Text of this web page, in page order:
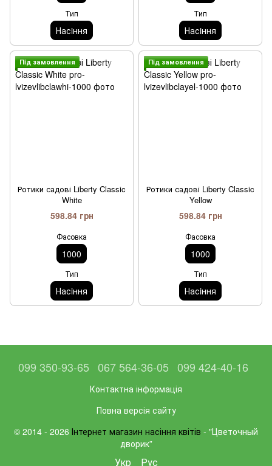
Тип
Насiння
Тип
Насiння
Пiд замовлення
Ротики садові Liberty Classic
White
598.84 грн
Фасовка
1000
Тип
Насiння
Пiд замовлення
Ротики садові Liberty Classic
Yellow
598.84 грн
Фасовка
1000
Тип
Насiння
099 350-93-65 067 564-36-05 099 424-40-16
Контактна інформація
Повна версія сайту
© 2014 - 2026 Інтернет магазин насіння квітів - "Цветочный
дворик”
Укр Рус